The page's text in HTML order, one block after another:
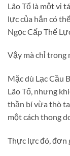
Lão Tổ là một vị
lực của hắn có
Ngọc Cấp Thế
Vậy mà chỉ trong
Mặc dù Lạc Cầu
Lão Tổ, nhưng
thần bí vừa thò
một cách thong
Thực lực đó,